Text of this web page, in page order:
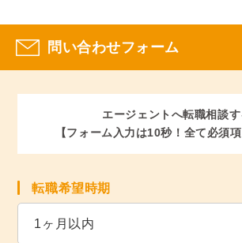
問い合わせフォーム
エージェントへ転職相談す
【フォーム入力は10秒！全て必須項
転職希望時期
1ヶ月以内